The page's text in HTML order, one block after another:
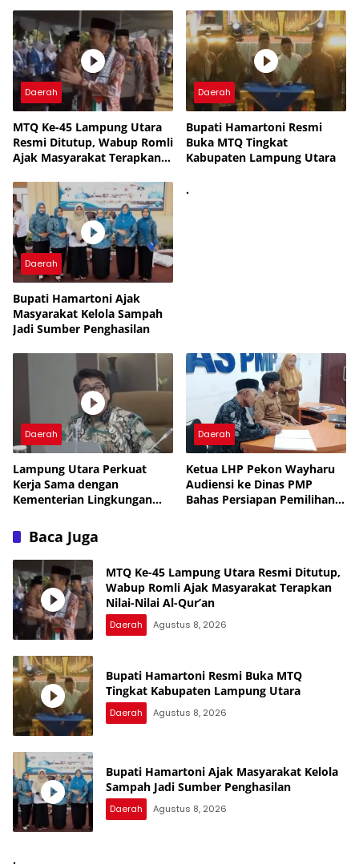
Daerah
MTQ Ke-45 Lampung Utara
Resmi Ditutup, Wabup Romli
Ajak Masyarakat Terapkan
Daerah
Bupati Hamartoni Resmi
Buka MTQ Tingkat
Kabupaten Lampung Utara
Daerah
Bupati Hamartoni Ajak
Masyarakat Kelola Sampah
Jadi Sumber Penghasilan
.
Daerah
Lampung Utara Perkuat
Kerja Sama dengan
Kementerian Lingkungan
Pengelolaan Sampah
Daerah
Ketua LHP Pekon Wayharu
Audiensi ke Dinas PMP
Bahas Persiapan Pemilihan
Baca Juga
MTQ Ke-45 Lampung Utara Resmi Ditutup,
Wabup Romli Ajak Masyarakat Terapkan
Nilai-Nilai Al-Qur’an
Daerah Agustus 8, 2026
Bupati Hamartoni Resmi Buka MTQ
Tingkat Kabupaten Lampung Utara
Daerah Agustus 8, 2026
Bupati Hamartoni Ajak Masyarakat Kelola
Sampah Jadi Sumber Penghasilan
Daerah Agustus 8, 2026
.